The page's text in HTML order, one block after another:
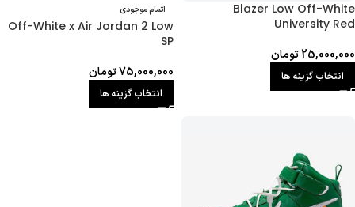
Blazer Low Off-White
University Red
25,000,000تومان
انتخاب گزینه ها
اتمام موجودی
Off-White x Air Jordan 2 Low
SP
75,000,000تومان
انتخاب گزینه ها